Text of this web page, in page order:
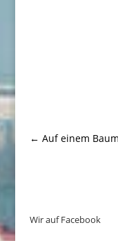
← Auf einem
Wir auf Facebook